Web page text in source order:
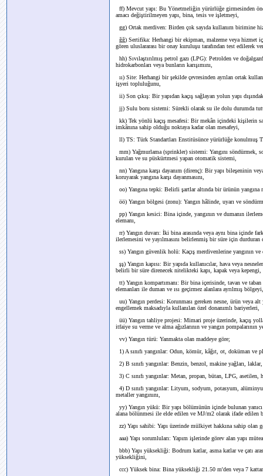
ff) Mevcut yapı: Bu Yönetmeliğin yürürlüğe girmesinden
amacı değiştirilmeyen yapı, bina, tesis ve işletmeyi,
gg) Ortak merdiven: Birden çok sayıda kullanım birimine
ğğ) Sertifika: Herhangi bir ekipman, malzeme veya hizmet
gören uluslararası bir onay kuruluşu tarafından test edilerek
hh) Sıvılaştırılmış petrol gazı (LPG): Petrolden ve
hidrokarbonları veya bunların karışımını,
ıı) Site: Herhangi bir şekilde çevresinden ayrılan ortak
işyeri topluluğunu,
ii) Son çıkış: Bir yapıdan kaçış sağlayan yolun yapı
jj) Sulu boru sistemi: Sürekli olarak su ile dolu durumda
kk) Tek yönlü kaçış mesafesi: Bir mekân içindeki kişilerin
imkânına sahip olduğu noktaya kadar olan mesafeyi,
ll) TS: Türk Standartları Enstitüsünce yürürlüğe konulmuş
mm) Yağmurlama (sprinkler) sistemi: Yangını söndürmek,
kurulan ve su püskürtmesi yapan otomatik sistemi,
nn) Yangına karşı dayanım (direnç): Bir yapı bileşeninin
koruyarak yangına karşı dayanmasını,
oo) Yangına tepki: Belirli şartlar altında bir ürünün yangına
öö) Yangın bölgesi (zonu): Yangın hâlinde, uyarı ve
pp) Yangın kesici: Bina içinde, yangının ve dumanın
elemanı,
rr) Yangın duvarı: İki bina arasında veya aynı bina içinde
ilerlemesini ve yayılmasını belirlenmiş bir süre için durduran
ss) Yangın güvenlik holü: Kaçış merdivenlerine yangının
şş) Yangın kapısı: Bir yapıda kullanıcılar, hava veya
belirli bir süre direnecek nitelikteki kapı, kapak veya kepengi,
tt) Yangın kompartımanı: Bir bina içerisinde, tavan ve taban
elemanları ile duman ve ısı geçirmez alanlara ayrılmış bölgeyi,
uu) Yangın perdesi: Korunması gereken nesne, ürün veya alt
engellemek maksadıyla kullanılan özel donanımlı bariyerleri,
üü) Yangın tahliye projesi: Mimari proje üzerinde, kaçış
itfaiye su verme ve alma ağızlarının ve yangın
vv) Yangın türü: Yanmakta olan maddeye göre;
1) A sınıfı yangınlar: Odun, kömür, kâğıt, ot, doküman ve
2) B sınıfı yangınlar: Benzin, benzol, makine yağları,
3) C sınıfı yangınlar: Metan, propan, bütan, LPG, asetilen,
4) D sınıfı yangınlar: Lityum, sodyum, potasyum,
metaller yangınını,
yy) Yangın yükü: Bir yapı bölümünün içinde bulunan
alana bölünmesi ile elde edilen ve MJ/m2 olarak ifade edilen
zz) Yapı sahibi: Yapı üzerinde mülkiyet hakkına sahip olan
aaa) Yapı sorumluları: Yapım işlerinde görev alan yapı
bbb) Yapı yüksekliği: Bodrum katlar, asma katlar ve çatı
yüksekliğini,
ccc) Yüksek bina: Bina yüksekliği 21.50 m'den veya 7